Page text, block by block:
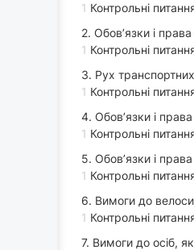
1 Контрольні
2. Обов’язки і
1 Контрольні
3. Рух
1 Контрольні
4. Обов’язки і права
1 Контрольні
5. Обов’язки і
1 Контрольні
6. Вимоги до
1 Контрольні
7. Вимоги до осіб,